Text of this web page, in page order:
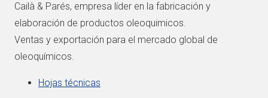
Cailà & Parés, empresa líder en la fabricación y
elaboración de productos oleoquimicos.
Ventas y exportación para el mercado global de
oleoquímicos.
Hojas técnicas